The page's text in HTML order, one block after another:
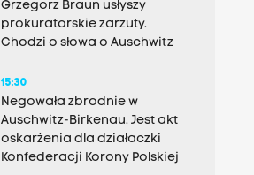
Grzegorz Braun usłyszy
prokuratorskie zarzuty.
Chodzi o słowa o Auschwitz
15:30
Negowała zbrodnie w
Auschwitz-Birkenau. Jest akt
oskarżenia dla działaczki
Konfederacji Korony Polskiej